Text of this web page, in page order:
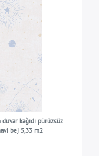
kağıdı pürüzsüz
bej 5,33 m2